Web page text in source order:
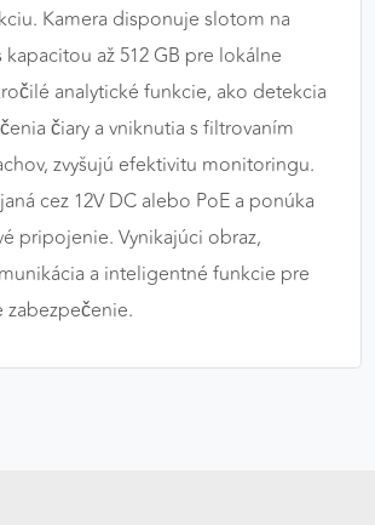
Kamera disponuje slotom na
až 512 GB pre lokálne
analytické funkcie, ako detekcia
čiary a vniknutia s filtrovaním
zvyšujú efektivitu monitoringu.
cez 12V DC alebo PoE a ponúka
pripojenie. Vynikajúci obraz,
a inteligentné funkcie pre
zabezpečenie.